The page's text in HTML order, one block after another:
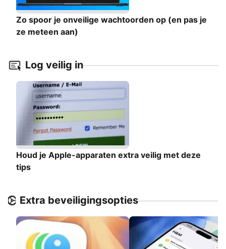
Zo spoor je onveilige wachtoorden op (en pas je
ze meteen aan)
Log veilig in
Houd je Apple-apparaten extra veilig met deze
tips
Extra beveiligingsopties